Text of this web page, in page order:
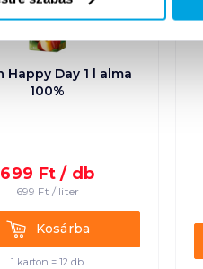
Happy Day 1 l alma
100%
699 Ft / db
699 Ft / liter
KosárbaKosárba
1 karton = 12 db